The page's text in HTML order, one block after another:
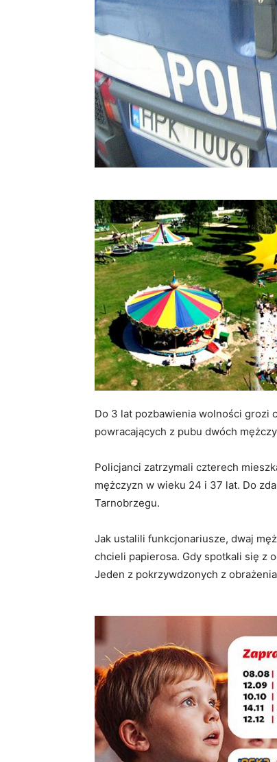
Do 3 lat pozbawienia wolności grozi
powracających z pubu dwóch
Policjanci zatrzymali czterech
mężczyzn w wieku 24 i 37 lat. Do
Tarnobrzegu.
Jak ustalili funkcjonariusze, dwaj
chcieli papierosa. Gdy spotkali się z
Jeden z pokrzywdzonych z